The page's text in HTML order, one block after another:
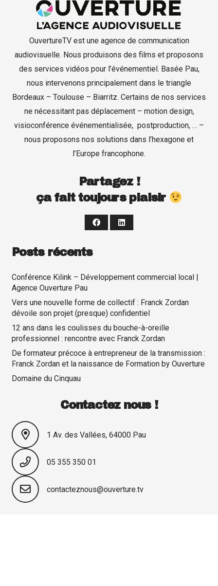
OuvertureTV est une agence de communication
audiovisuelle. Nous produisons des films et proposons
des services vidéos pour l’événementiel. Basée Pau,
nous intervenons principalement dans le triangle
Bordeaux – Toulouse – Biarritz. Certains de nos services
ne nécessitant pas déplacement – motion design,
visioconférence événementialisée, postproduction, … –
nous proposons nos solutions dans l’hexagone et
l’Europe francophone.
Partagez !
ça fait toujours plaisir
Posts récents
Conférence Kilink – Développement commercial local |
Agence Ouverture Pau
Vers une nouvelle forme de collectif : Franck Zordan
dévoile son projet (presque) confidentiel
12 ans dans les coulisses du bouche-à-oreille
professionnel : rencontre avec Franck Zordan
De formateur précoce à entrepreneur de la transmission :
Franck Zordan et la naissance de Formation by Ouverture
Domaine du Cinquau
Contactez nous !
1 Av. des Vallées, 64000 Pau
05 355 350 01
contacteznous@ouverture.tv